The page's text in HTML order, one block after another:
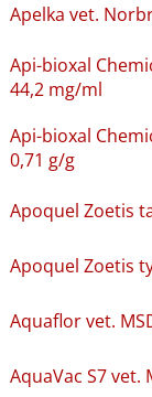
Apelka vet.
Api-bioxal
44,2 mg/ml
Api-bioxal
0,71 g/g
Apoquel Zoetis
Apoquel Zoetis
Aquaflor vet.
AquaVac S7 vet.